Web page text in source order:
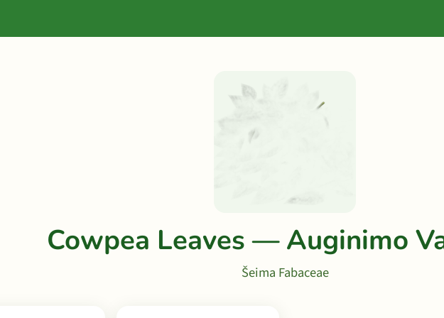
Cowpea Leaves — Auginimo
Šeima Fabaceae